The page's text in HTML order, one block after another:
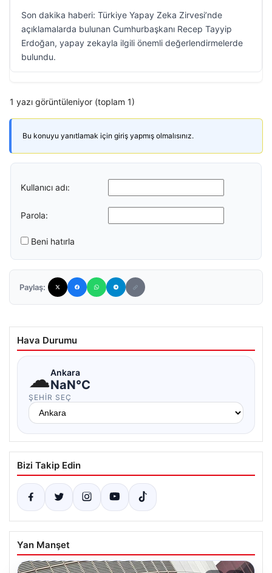
Son dakika haberi: Türkiye Yapay Zeka Zirvesi’nde
açıklamalarda bulunan Cumhurbaşkanı Recep Tayyip
Erdoğan, yapay zekayla ilgili önemli değerlendirmelerde
bulundu.
1 yazı görüntüleniyor (toplam 1)
Bu konuyu yanıtlamak için giriş yapmış olmalısınız.
Kullanıcı adı:
Parola:
Beni hatırla
Paylaş:
Hava Durumu
☁Ankara
NaN°C
ŞEHIR SEÇ
Bizi Takip Edin
Yan Manşet